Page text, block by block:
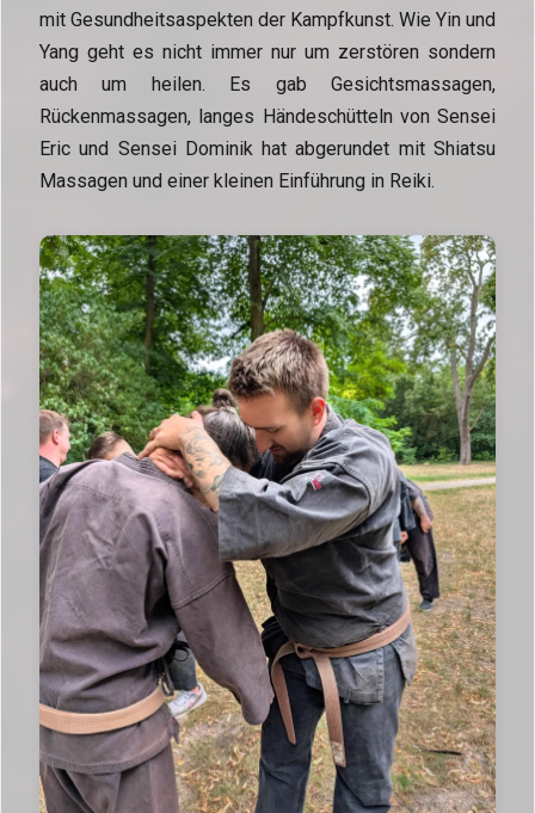
mit Gesundheitsaspekten der Kampfkunst. Wie Yin und
Yang geht es nicht immer nur um zerstören sondern
auch um heilen. Es gab Gesichtsmassagen,
Rückenmassagen, langes Händeschütteln von Sensei
Eric und Sensei Dominik hat abgerundet mit Shiatsu
Massagen und einer kleinen Einführung in Reiki.